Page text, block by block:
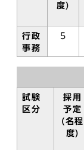
度)
行政
事務
5
試験
区分
採用
予定
(名程
度)